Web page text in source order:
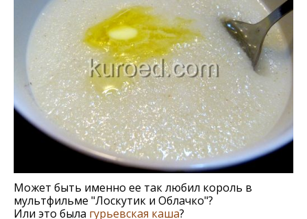
Может быть именно ее так любил король в
мультфильме "Лоскутик и Облачко"?
Или это была гурьевская каша?